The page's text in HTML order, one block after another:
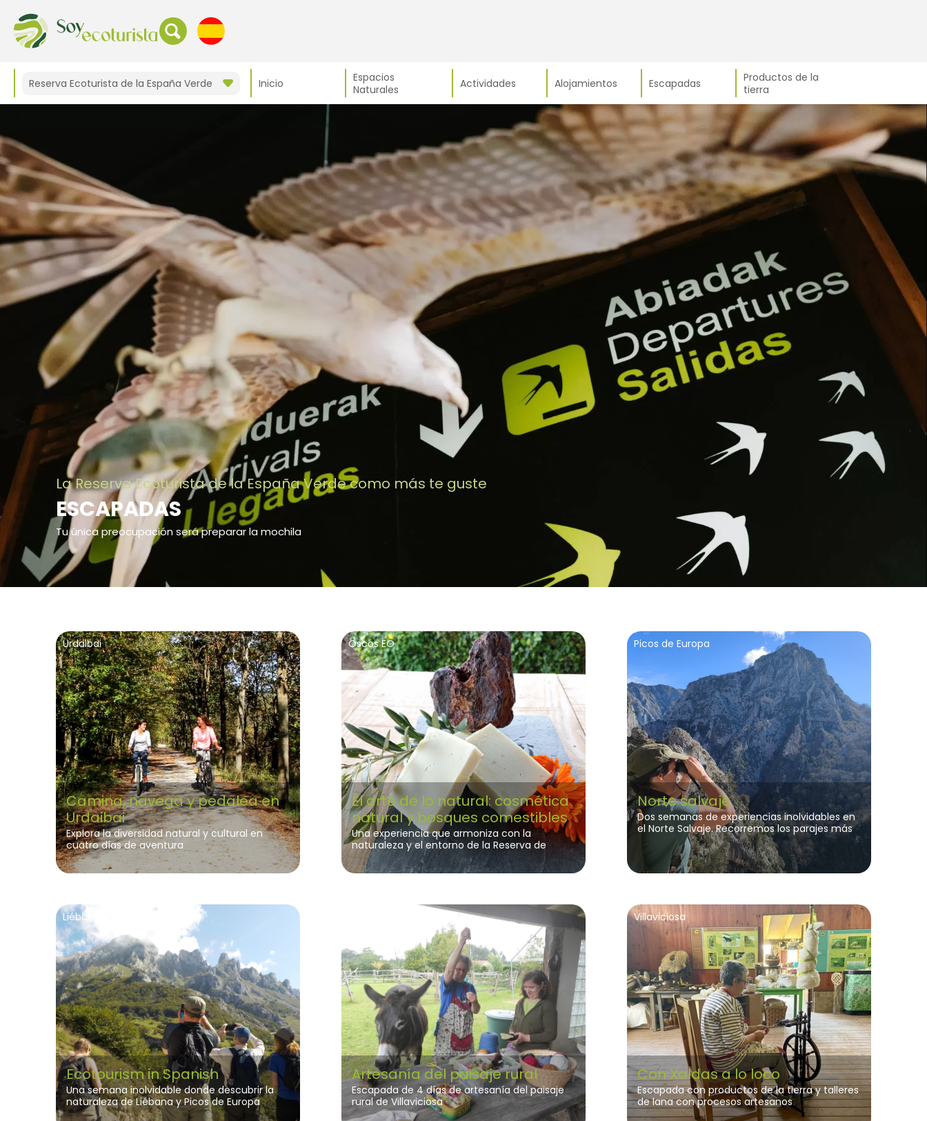
Reserva Ecoturista de la España Verde Inicio
Espacios
Naturales
Actividades Alojamientos Escapadas
Productos de la
tierra
La Reserva Ecoturista de la España Verde como más te guste
ESCAPADAS
Tu única preocupación será preparar la mochila
Urdaibai
Camina, navega y pedalea en
Urdaibai
Explora la diversidad natural y cultural en
cuatro días de aventura
Oscos EO
El arte de lo natural: cosmética
natural y bosques comestibles
Una experiencia que armoniza con la
naturaleza y el entorno de la Reserva de
Biosfera Río Eo, Oscos y Terras de Burón
Dia 1
Picos de Europa
Norte salvaje
Dos semanas de experiencias inolvidables en
el Norte Salvaje. Recorremos los parajes más
impresionantes de la cordillera, por valles
abruptos, bosques infinitos y lagos cristalinos.
Liébana
Ecotourism in Spanish
Una semana inolvidable donde descubrir la
naturaleza de Liébana y Picos de Europa
mientras aprendes español.
Artesanía del paisaje rural
Escapada de 4 días de artesanía del paisaje
rural de Villaviciosa
Villaviciosa
Con Xaldas a lo loco
Escapada con productos de la tierra y talleres
de lana con procesos artesanos